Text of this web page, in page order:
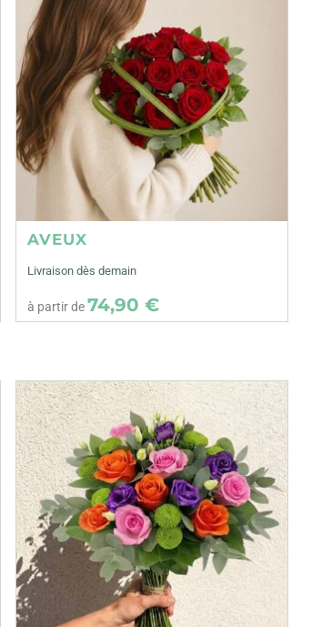
AVEUX
Livraison dès demain
à partir de74,90 €